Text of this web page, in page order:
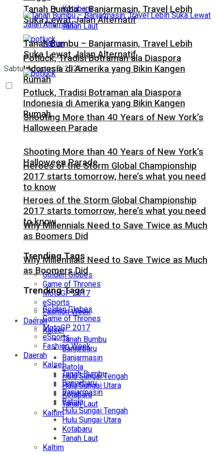
Kotabaru
Tanah Laut
Kaltim
Sabtu, Agustus 8, 2026
Tanah Bumbu – Banjarmasin, Travel Lebih
Suka Lewat Jalan Alternatif
Potluck, Tradisi Botraman ala Diaspora
Indonesia di Amerika yang Bikin Kangen
Rumah
Shooting More than 40 Years of New York’s
Halloween Parade
Heroes of the Storm Global Championship
2017 starts tomorrow, here’s what you need
to know
Why Millennials Need to Save Twice as Much
as Boomers Did
Trending Tags
Golden Globes
Game of Thrones
MotoGP 2017
eSports
Fashion Week
Daerah
Kalsel
Tanah Bumbu
Banjarbaru
Banjarmasin
Batola
Hulu Sungai Tengah
Hulu Sungai Utara
Kotabaru
Tanah Laut
Kaltim
Tanah Bumbu – Banjarmasin, Travel Lebih
Suka Lewat Jalan Alternatif
Potluck, Tradisi Botraman ala Diaspora
Indonesia di Amerika yang Bikin Kangen
Rumah
Shooting More than 40 Years of New York’s
Halloween Parade
Heroes of the Storm Global Championship
2017 starts tomorrow, here’s what you need
to know
Why Millennials Need to Save Twice as Much
as Boomers Did
Trending Tags
Golden Globes
Game of Thrones
MotoGP 2017
eSports
Fashion Week
Daerah
Kalsel
Tanah Bumbu
Banjarbaru
Banjarmasin
Batola
Hulu Sungai Tengah
Hulu Sungai Utara
Kotabaru
Tanah Laut
Kaltim